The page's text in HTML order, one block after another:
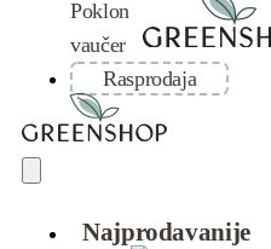
Poklon
vaučer
Rasprodaja
Najprodavanije